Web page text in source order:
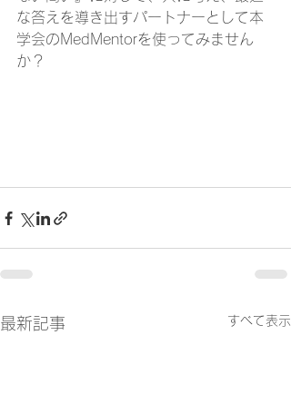
な答えを導き出すパートナーとして本
学会のMedMentorを使ってみません
か？
最新記事 すべて表示